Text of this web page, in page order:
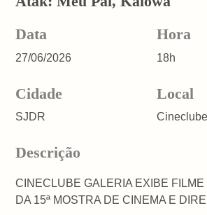
Data
27/06/2026
Hora
18h
Cidade
SJDR
Local
Descrição
CINECLUBE GALERIA EXIBE
DA 15ª MOSTRA DE CINEMA E